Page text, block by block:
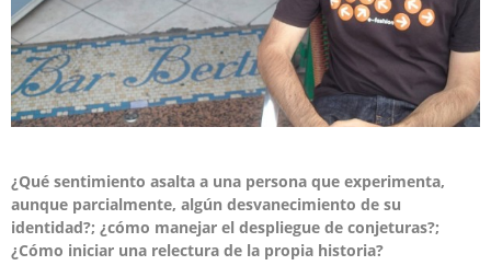
¿Qué sentimiento asalta a una persona que experimenta,
aunque parcialmente, algún desvanecimiento de su
identidad?; ¿cómo manejar el despliegue de conjeturas?;
¿Cómo iniciar una relectura de la propia historia?